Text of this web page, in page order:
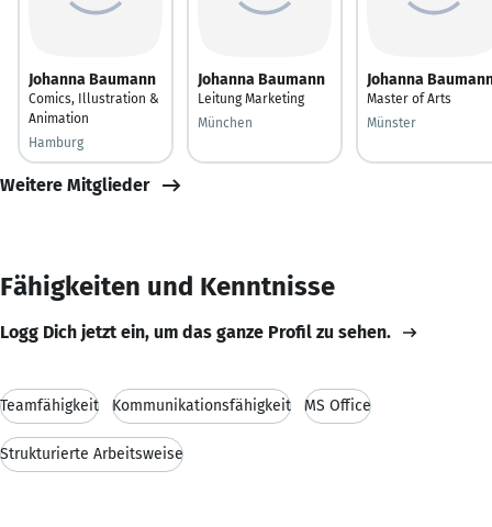
Johanna Baumann
Comics, Illustration &
Animation
Hamburg
Johanna Baumann
Leitung Marketing
München
Johanna
Master of Arts
Münster
Weitere Mitglieder
Fähigkeiten und Kenntnisse
Logg Dich jetzt ein, um das ganze Profil zu sehen.
Teamfähigkeit Kommunikationsfähigkeit MS Office
Strukturierte Arbeitsweise